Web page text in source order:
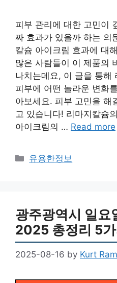
피부 관리에 대한 고민이
짜 효과가 있을까 하는 의
칼슘 아이크림 효과에 대
많은 사람들이 이 제품의
나치는데요, 이 글을 통해
피부에 어떤 놀라운 변화
아보세요. 피부 고민을 해
고 있습니다! 리마지칼슘
아이크림의 … Read more
Categories
유용한정보
광주광역시 일요
2025 총정리 5
2025-08-16 by Kurt